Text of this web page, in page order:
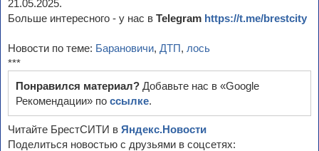
21.05.2025.
Больше интересного - у нас в Telegram https://t.me/brestcity
Новости по теме: Барановичи, ДТП, лось
***
Понравился материал? Добавьте нас в «Google
Рекомендации» по ссылке.
Читайте БрестСИТИ в Яндекс.Новости
Поделиться новостью с друзьями в соцсетях: